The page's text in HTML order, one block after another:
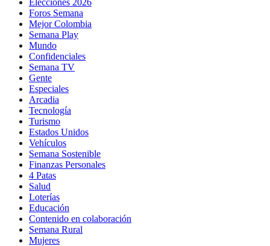
Foros Semana
Mejor Colombia
Semana Play
Mundo
Confidenciales
Semana TV
Gente
Especiales
Arcadia
Tecnología
Turismo
Estados Unidos
Vehículos
Semana Sostenible
Finanzas Personales
4 Patas
Salud
Loterías
Educación
Contenido en colaboración
Semana Rural
Mujeres